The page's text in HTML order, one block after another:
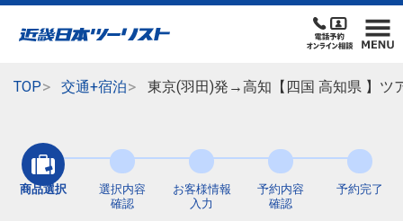
TOP 交通+宿泊 東京(羽田)発→高知【四国 高知県 】ツ
商品選択
選択内容
確認
お客様情報
入力
予約内容
確認
予約完了